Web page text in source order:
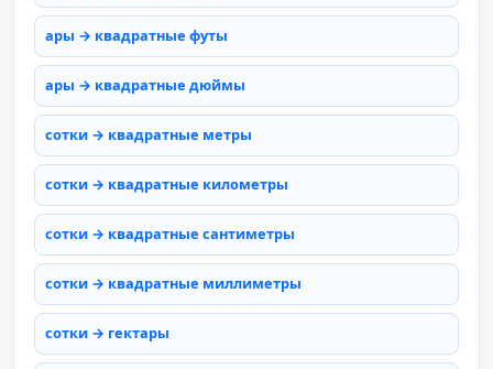
ары → квадратные футы
ары → квадратные дюймы
сотки → квадратные метры
сотки → квадратные километры
сотки → квадратные сантиметры
сотки → квадратные миллиметры
сотки → гектары